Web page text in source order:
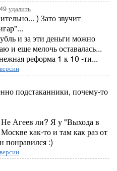
удалить
) Зато звучит
и за эти деньги можно
и еще мелочь оставалась...
реформа 1 к 10 -ти...
подстаканники, почему-то
Агеев ли? Я у "Выхода в
как-то и там как раз от
понравился :)